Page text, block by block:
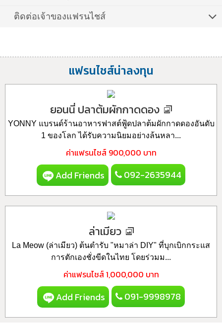
ติดต่อเจ้าของแฟรนไชส์
แฟรนไชส์น่าลงทุน
ยอนนี่ ปลาต้มผักกาดดอง
YONNY แบรนด์ร้านอาหารฟาสต์ฟู้ดปลาต้มผักกาดดองอันดับ
1 ของโลก ได้รับความนิยมอย่างล้นหลา...
ค่าแฟรนไชส์ 900,000 บาท
Add Friends 092-2635944
ล่าเมียว
La Meow (ล่าเมียว) ต้นตำรับ "หมาล่า DIY" ที่บุกเบิกกระแส
การตักเองชั่งขีดในไทย โดยร่วมม...
ค่าแฟรนไชส์ 1,000,000 บาท
Add Friends 091-9998978